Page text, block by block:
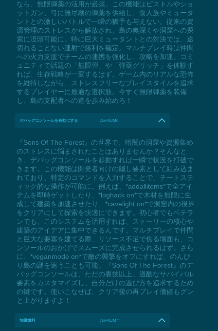
なら、無限弾薬の活用が必須。この機能はピストルやショ
ットガン、弓に無尽蔵の弾薬を供給し、食人族やミュータ
ントとの激しいバトルで一瞬の猶予も与えない。従来の資
源管理のストレスから解放され、島の奥深くや洞窟への探
索に没頭可能に。特に巨大ミュータントとの対決では、途
切れることない連射で勝利を確定。マルチプレイ時は仲間
への火力支援でチームの連携を強化し、攻略を加速。コミ
ュニティで話題の「無限弾」や「弾薬グリッチ」を体験す
れば、生存戦略が一変するはず。ゲーム内のリアルな恐怖
を維持しながら、ストレスフリーなプレイスタイルを追求
するプレイヤーに最適な選択肢。今すぐ無限弾薬を装備
し、島の支配者への道を歩み始めろ！
デバッグコンソールを有効にする Alt+NUM0
『Sons Of The Forest』の世界で、暗闇の洞窟や資源集め
のストレスに悩まされたことはありませんか？そんなと
き、デバッグコンソールを起動すれば一瞬で状況を打破で
きます。この機能は開発者向けの隠し要素として組み込ま
れており、特定のコマンドを入力することで、チートステ
ィック的な操作が可能に。例えば、*addallitems*で全アイ
テムを即時ゲットしたり、*loghack on*で木材を無限に生
成して建築を加速させたり、*cavelight on*で洞窟内の視界
をクリアにして探索を快適にできます。初心者でもベテラ
ンでも、このシステムを活用すれば、ストーリーの核心や
建築のアイデアに集中できるんです。マルチプレイで仲間
と巨大な要塞を建てる際、リソース不足で焦る場面も、コ
ンソールのおかげでスムーズに完成させられるはず。さら
に、*veganmode on*で敵の襲撃をオフにすれば、のんび
り島の謎を追うことも可能。『Sons Of The Forest』のデ
バッグコンソールは、ただの裏技以上。過酷なサバイバル
要素をカスタマイズし、自分だけの遊び方を追求するため
の鍵です。使いこなせば、クリア後の再プレイ価値もグン
と上がりますよ！
無限燃料 Alt+NUM *